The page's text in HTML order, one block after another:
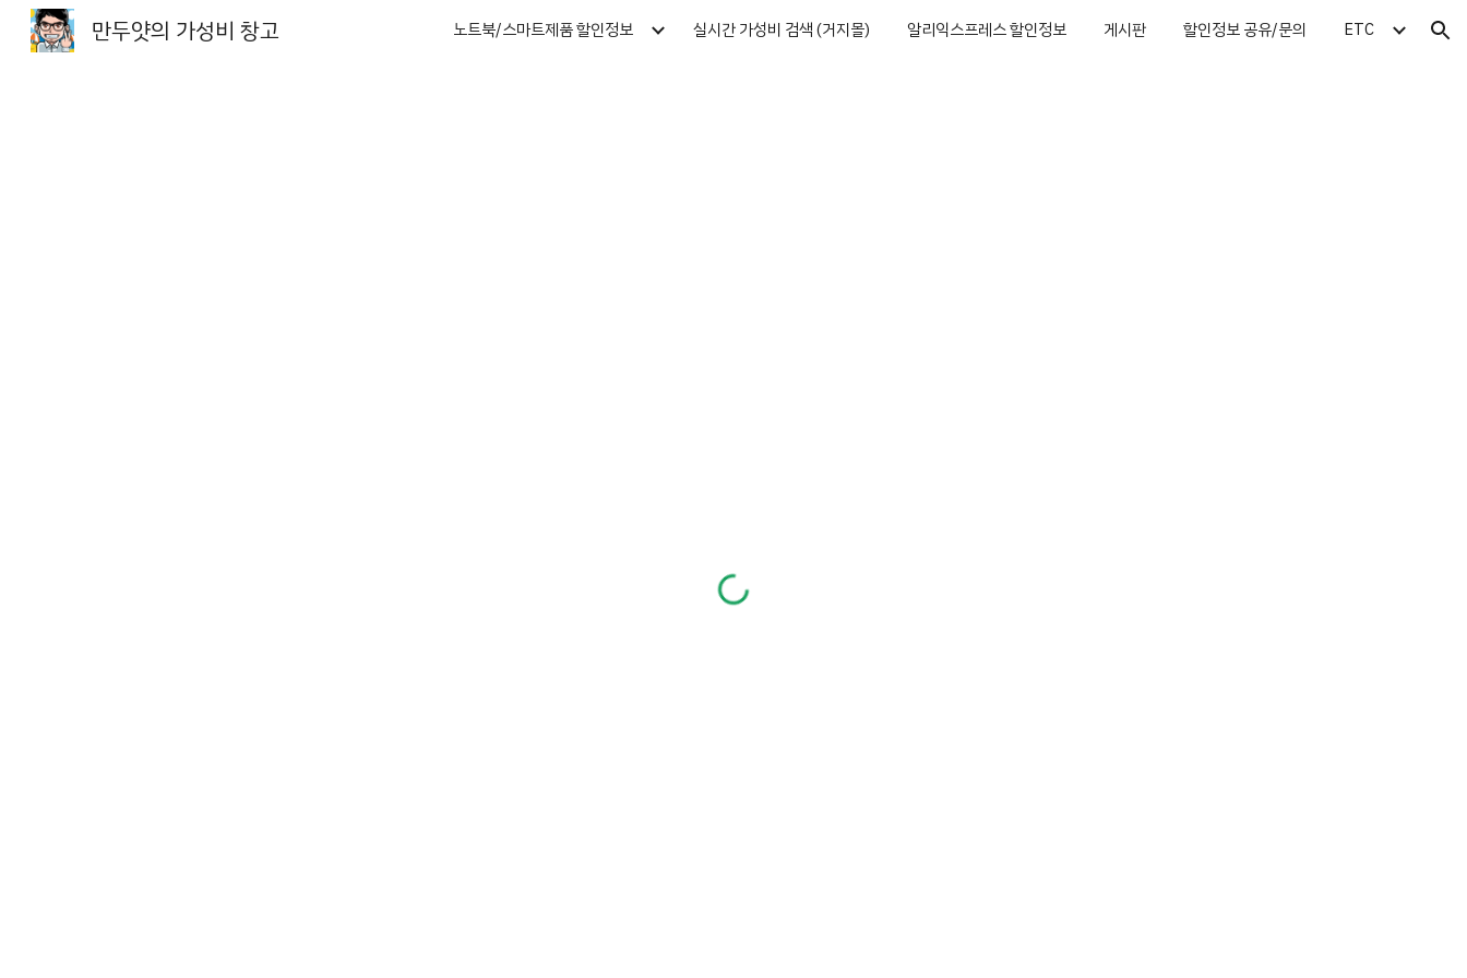
Skip to main content Skip to navigation
만두얏의 가성비 창고 노트북/스마트제품 할인정보 실시간 가성비 검색 (거지몰) 알리익스프레스 할인정보 게시판 할인정보 공유/문의 ETC